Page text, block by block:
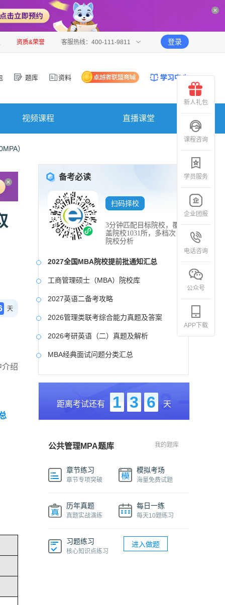
资质&荣誉 客服热线：400-111-9811 登录
题库 资料
视频课程 直播课堂
）
天
绍
备考必读
扫码择校
3分钟匹配目标院校，覆
盖院校1031所，多档次
院校分析
2027全国MBA院校提前批通知汇总
工商管理硕士（MBA）院校库
2027英语二备考攻略
2026管理类联考综合能力真题及答案
2026考研英语（二）真题及解析
MBA经典面试问题分类汇总
2017-2025近九年各科真题及详细解析
考研英语（二）试题库
2027写作备考攻略
距离考试还有 1 3 6 天
公共管理MPA题库 我的题库
章节练习
章节专项突破
模拟考场
海量免费试题
历年真题
真题实战演练
每日一练
每天10题练习
习题练习
核心知识点练习
进入做题
新人礼包
课程咨询
学员服务
企业团报
电话咨询
公众号
APP下载